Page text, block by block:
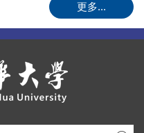
更多...